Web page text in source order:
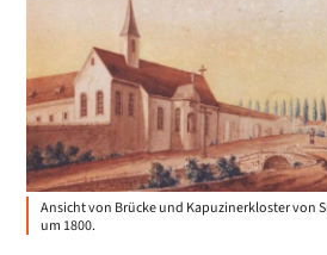
Ansicht von Brücke und Kapuzinerkloster von
um 1800.